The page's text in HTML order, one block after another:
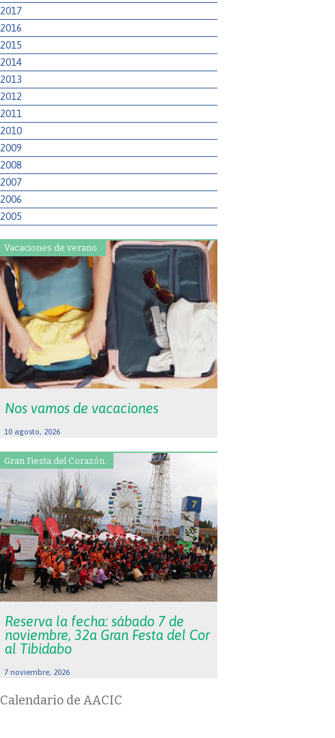
2017
2016
2015
2014
2013
2012
2011
2010
2009
2008
2007
2006
2005
Vacaciones de verano.
Nos vamos de vacaciones
10 agosto, 2026
Gran Fiesta del Corazón.
Reserva la fecha: sábado 7 de
noviembre, 32a Gran Festa del Cor
al Tibidabo
7 noviembre, 2026
Calendario de AACIC